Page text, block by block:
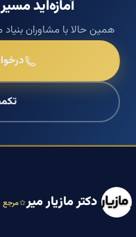
آمازه‌اید
همین حالا با مشاوران
دکتر مازیار میر مرجع